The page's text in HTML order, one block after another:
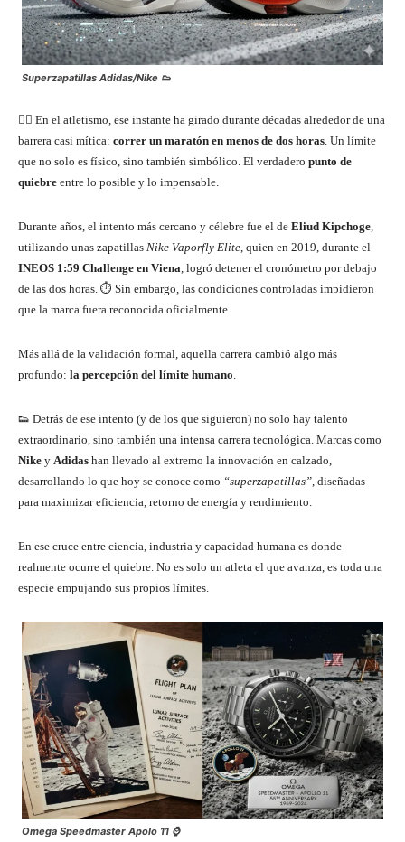
Superzapatillas Adidas/Nike 👟
🏃‍♂️ En el atletismo, ese instante ha girado durante décadas alrededor de una
barrera casi mítica: correr un maratón en menos de dos horas . Un límite
que no solo es físico, sino también simbólico. El verdadero punto de
quiebre entre lo posible y lo impensable.
Durante años, el intento más cercano y célebre fue el de Eliud Kipchoge
utilizando unas zapatillas Nike Vaporfly Elite , quien en 2019, durante el
INEOS 1:59 Challenge en Viena , logró detener el cronómetro por debajo
de las dos horas. ⏱️ Sin embargo, las condiciones controladas impidieron
que la marca fuera reconocida oficialmente.
Más allá de la validación formal, aquella carrera cambió algo más
profundo: la percepción del límite humano
👟 Detrás de ese intento (y de los que siguieron) no solo hay talento
extraordinario, sino también una intensa carrera tecnológica. Marcas como
Nike y Adidas han llevado al extremo la innovación en calzado,
desarrollando lo que hoy se conoce como “superzapatillas” , diseñadas
para maximizar eficiencia, retorno de energía y rendimiento.
En ese cruce entre ciencia, industria y capacidad humana es donde
realmente ocurre el quiebre. No es solo un atleta el que avanza, es toda una
especie empujando sus propios límites.
Omega Speedmaster Apolo 11 ⌚